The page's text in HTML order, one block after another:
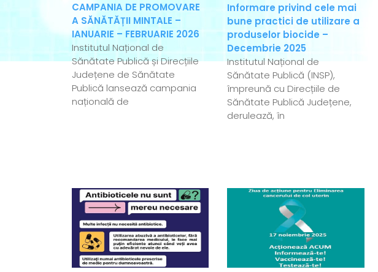
CAMPANIA DE PROMOVARE
A SĂNĂTĂȚII MINTALE –
IANUARIE – FEBRUARIE 2026
Institutul Național de
Sănătate Publică și Direcțiile
Județene de Sănătate
Publică lansează campania
națională de
Informare privind cele mai
bune practici de utilizare a
produselor biocide –
Decembrie 2025
Institutul Național de
Sănătate Publică (INSP),
împreună cu Direcțiile de
Sănătate Publică Județene,
derulează, în